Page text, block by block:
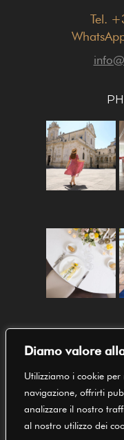
Diamo valore
Utilizziamo i cookie
navigazione, offrirti
analizzare il nostro
al nostro utilizzo dei
Tel.